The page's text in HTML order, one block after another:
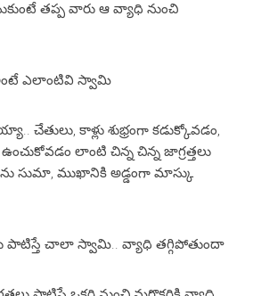
తప్ప వారు ఆ వ్యాధి నుంచి
అంటే ఎలాంటివి స్వామి
చేతులు, కాళ్లు శుభ్రంగా కడుక్కోవడం,
లాంటి చిన్న చిన్న జాగ్రత్తలు
సుమా, ముఖానికి అడ్డంగా మాస్కు
పాటిస్తే చాలా స్వామి.. వ్యాధి తగ్గిపోతుందా